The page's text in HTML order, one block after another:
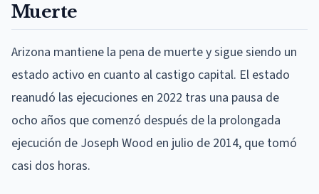
Muerte
Arizona mantiene la pena de muerte y sigue siendo un
estado activo en cuanto al castigo capital. El estado
reanudó las ejecuciones en 2022 tras una pausa de
ocho años que comenzó después de la prolongada
ejecución de Joseph Wood en julio de 2014, que tomó
casi dos horas.